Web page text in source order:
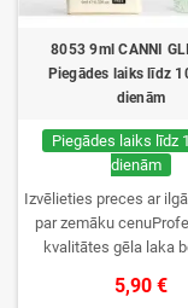
8053 9ml CANNI
Piegādes laiks līdz
dienām
Piegādes laiks līdz
dienām
Izvēlieties preces ar
par zemāku
kvalitātes gēla laka
izvēle, lieliska
5,90 €